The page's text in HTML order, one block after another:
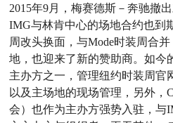
2015年9月，梅赛德斯－奔驰撤
IMG与林肯中心的场地合约也到
周改头换面，与Mode时装周合
地，也迎来了新的赞助商。如今
主办方之一，管理纽约时装周官
以及主场地的现场管理，另外，
会）也作为主办方强势入驻，与